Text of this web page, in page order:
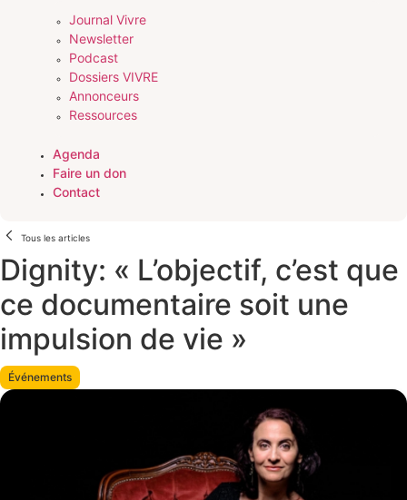
Journal Vivre
Newsletter
Podcast
Dossiers VIVRE
Annonceurs
Ressources
Agenda
Faire un don
Contact
Tous les articles
Dignity: « L’objectif, c’est que
ce documentaire soit une
impulsion de vie »
Événements